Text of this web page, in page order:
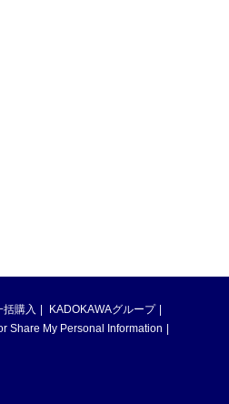
購入
KADOKAWAグループ
Share My Personal Information